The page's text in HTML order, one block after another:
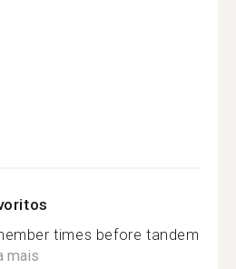
times before tandem
mais